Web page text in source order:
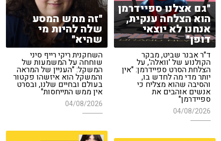
"גם אצלנו ספיידרמן
הוא הצלחה ענקית,
אנחנו לא יוצאי
דופן"
ד"ר אבנר שביט, מבקר
הקולנוע של 'וואלה', על
הצלחת הסרט ספיידרמן: "אין
יותר מדי מה לחדש בו,
והסיבה שהוא מצליח כי
אנשים אוהבים את
ספיידרמן"
04/08/2026
"זה ממש המסע
שלה להיות מי
שהיא"
השחקנית ריקי רייף סיני
שוחחה על המשמעות של
המשקל: "העניין של המראה
והמשקל הוא איזשהו פקטור
בעולם ובחיים שלנו, ובסרט
אין ממש התייחסות"
04/08/2026